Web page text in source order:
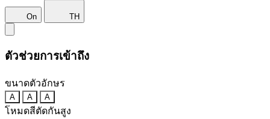
On TH
ตัวช่วยการเข้าถึง
ขนาดตัวอักษร
A A A
โหมดสีตัดกันสูง